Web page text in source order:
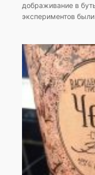
дображивание в
экспериментов